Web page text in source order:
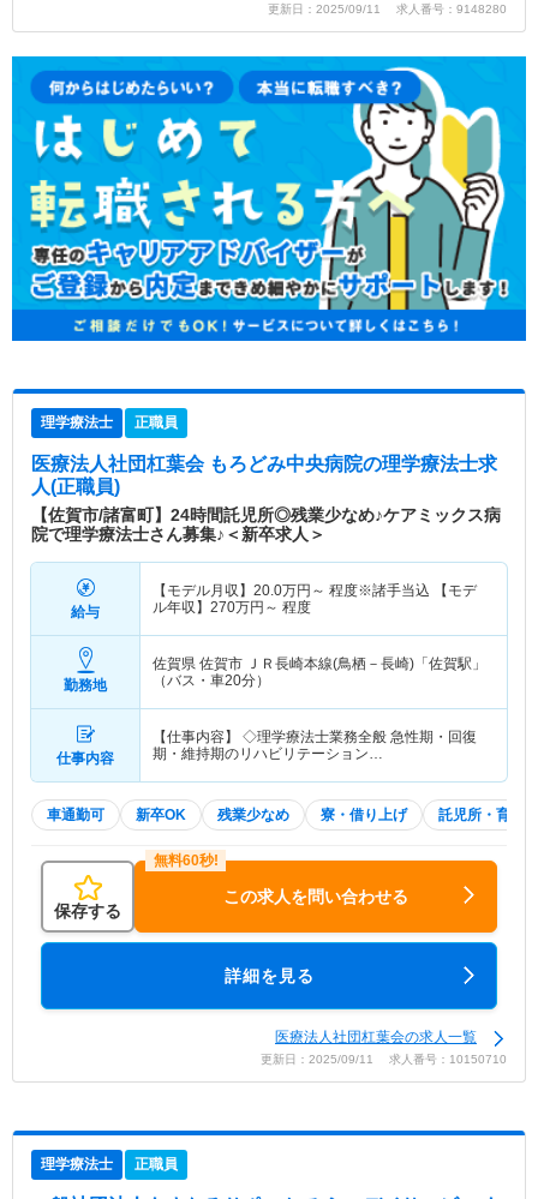
更新日：2025/09/11 求人番号：9148280
理学療法士 正職員
医療法人社団杠葉会 もろどみ中央病院の理学療法士求
人(正職員)
【佐賀市/諸富町】24時間託児所◎残業少なめ♪ケアミックス病
院で理学療法士さん募集♪＜新卒求人＞
給与
【モデル月収】 20.0万円～ 程度※諸手当込 【モデ
ル年収】 270万円～ 程度
勤務地
佐賀県 佐賀市 ＪＲ長崎本線(鳥栖－長崎)「佐賀駅」
（バス・車20分）
仕事内容
【仕事内容】 ◇理学療法士業務全般 急性期・回復
期・維持期のリハビリテーション…
車通勤可 新卒OK 残業少なめ 寮・借り上げ 託児所・育児
保存する
この求人を問い合わせる
詳細を見る
医療法人社団杠葉会の求人一覧
更新日：2025/09/11 求人番号：10150710
理学療法士 正職員